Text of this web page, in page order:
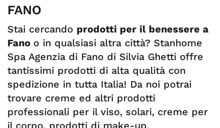
FANO
Stai cercando prodotti per il benessere a
Fano o in qualsiasi altra città? Stanhome
Spa Agenzia di Fano di Silvia Ghetti offre
tantissimi prodotti di alta qualità con
spedizione in tutta Italia! Da noi potrai
trovare creme ed altri prodotti
professionali per il viso, solari, creme per
il corpo, prodotti di make-up.